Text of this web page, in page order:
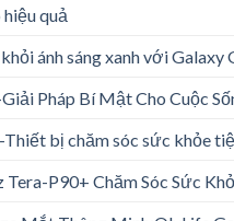
quả
ánh sáng xanh với Galaxy
Pháp Bí Mật Cho Cuộc
bị chăm sóc sức khỏe
P90+ Chăm Sóc Sức